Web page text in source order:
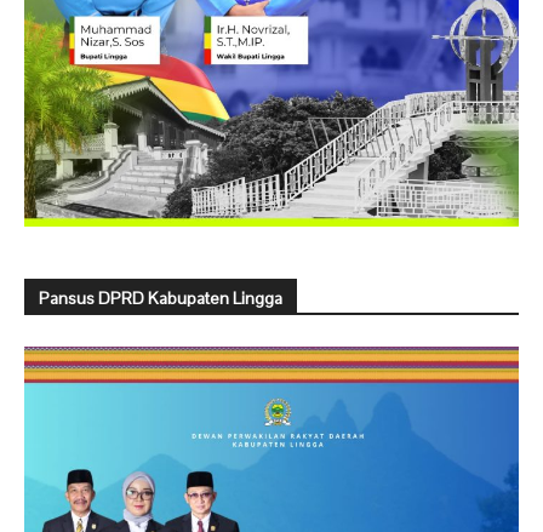
Pansus DPRD Kabupaten Lingga